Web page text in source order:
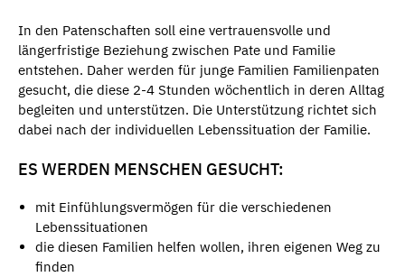
In den Patenschaften soll eine vertrauensvolle und
längerfristige Beziehung zwischen Pate und Familie
entstehen. Daher werden für junge Familien Familienpaten
gesucht, die diese 2-4 Stunden wöchentlich in deren Alltag
begleiten und unterstützen. Die Unterstützung richtet sich
dabei nach der individuellen Lebenssituation der Familie.
ES WERDEN MENSCHEN GESUCHT:
mit Einfühlungsvermögen für die verschiedenen
Lebenssituationen
die diesen Familien helfen wollen, ihren eigenen Weg zu
finden